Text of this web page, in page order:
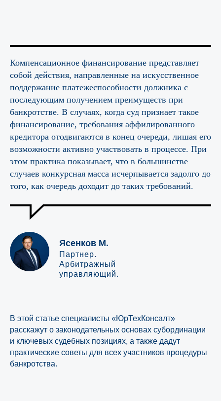
Компенсационное финансирование представляет
собой действия, направленные на искусственное
поддержание платежеспособности должника с
последующим получением преимуществ при
банкротстве. В случаях, когда суд признает такое
финансирование, требования аффилированного
кредитора отодвигаются в конец очереди, лишая его
возможности активно участвовать в процессе. При
этом практика показывает, что в большинстве
случаев конкурсная масса исчерпывается задолго до
того, как очередь доходит до таких требований.
Ясенков М.
Партнер.
Арбитражный
управляющий.
В этой статье специалисты «ЮрТехКонсалт»
расскажут о законодательных основах субординации
и ключевых судебных позициях, а также дадут
практические советы для всех участников процедуры
банкротства.